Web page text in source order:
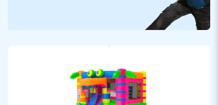
voorraad, inhouse service en vijf jaar garantie. Zo haal je een
opvallend fluor model in huis dat zowel kinderen als